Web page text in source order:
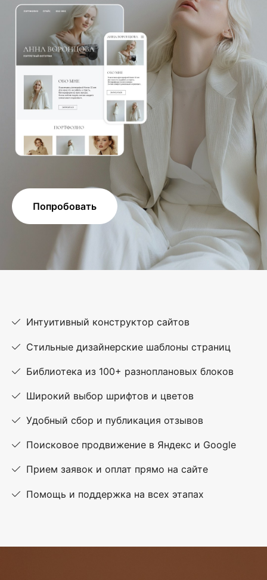
Попробовать
Интуитивный конструктор сайтов
Стильные дизайнерские шаблоны страниц
Библиотека из 100+ разноплановых блоков
Широкий выбор шрифтов и цветов
Удобный сбор и публикация отзывов
Поисковое продвижение в Яндекс и Google
Прием заявок и оплат прямо на сайте
Помощь и поддержка на всех этапах